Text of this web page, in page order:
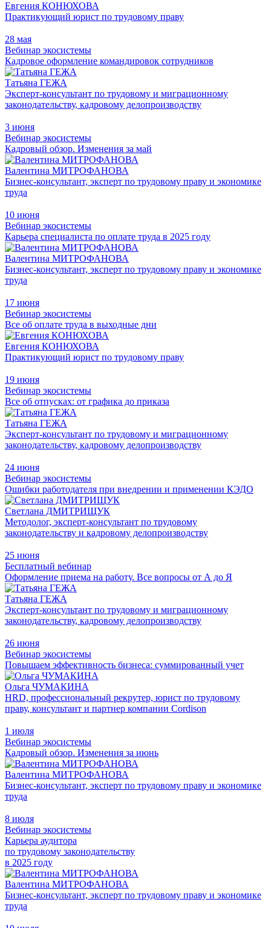
Евгения КОНЮХОВА
Практикующий юрист по трудовому праву
28 мая
Вебинар экосистемы
Кадровое оформление командировок сотрудников
Татьяна ГЕЖА
Эксперт-консультант по трудовому и миграционному
законодательству, кадровому делопроизводству
3 июня
Вебинар экосистемы
Кадровый обзор. Изменения за май
Валентина МИТРОФАНОВА
Бизнес-консультант, эксперт по трудовому праву и экономике
труда
10 июня
Вебинар экосистемы
Карьера специалиста по оплате труда в 2025 году
Валентина МИТРОФАНОВА
Бизнес-консультант, эксперт по трудовому праву и экономике
труда
17 июня
Вебинар экосистемы
Все об оплате труда в выходные дни
Евгения КОНЮХОВА
Практикующий юрист по трудовому праву
19 июня
Вебинар экосистемы
Все об отпусках: от графика до приказа
Татьяна ГЕЖА
Эксперт-консультант по трудовому и миграционному
законодательству, кадровому делопроизводству
24 июня
Вебинар экосистемы
Ошибки работодателя при внедрении и применении КЭДО
Светлана ДМИТРИЩУК
Методолог, эксперт-консультант по трудовому
законодательству и кадровому делопроизводству
25 июня
Бесплатный вебинар
Оформление приема на работу. Все вопросы от А до Я
Татьяна ГЕЖА
Эксперт-консультант по трудовому и миграционному
законодательству, кадровому делопроизводству
26 июня
Вебинар экосистемы
Повышаем эффективность бизнеса: суммированный учет
Ольга ЧУМАКИНА
HRD, профессиональный рекрутер, юрист по трудовому
праву, консультант и партнер компании Cordison
1 июля
Вебинар экосистемы
Кадровый обзор. Изменения за июнь
Валентина МИТРОФАНОВА
Бизнес-консультант, эксперт по трудовому праву и экономике
труда
8 июля
Вебинар экосистемы
Карьера аудитора
по трудовому законодательству
в 2025 году
Валентина МИТРОФАНОВА
Бизнес-консультант, эксперт по трудовому праву и экономике
труда